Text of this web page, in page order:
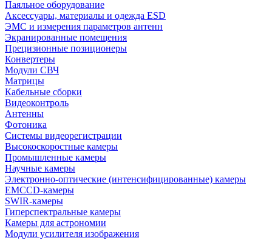
Паяльное оборудование
Аксессуары, материалы и одежда ESD
ЭМС и измерения параметров антенн
Экранированные помещения
Прецизионные позиционеры
Конвертеры
Модули СВЧ
Матрицы
Кабельные сборки
Видеоконтроль
Антенны
Фотоника
Cистемы видеорегистрации
Высокоскоростные камеры
Промышленные камеры
Научные камеры
Электронно-оптические (интенсифицированные) камеры
EMCCD-камеры
SWIR-камеры
Гиперспектральные камеры
Камеры для астрономии
Модули усилителя изображения